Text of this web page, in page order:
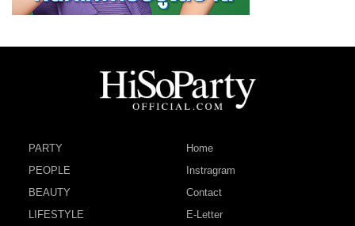
PARTY
PEOPLE
BEAUTY
LIFESTYLE
Home
Instragram
Contact
E-Letter